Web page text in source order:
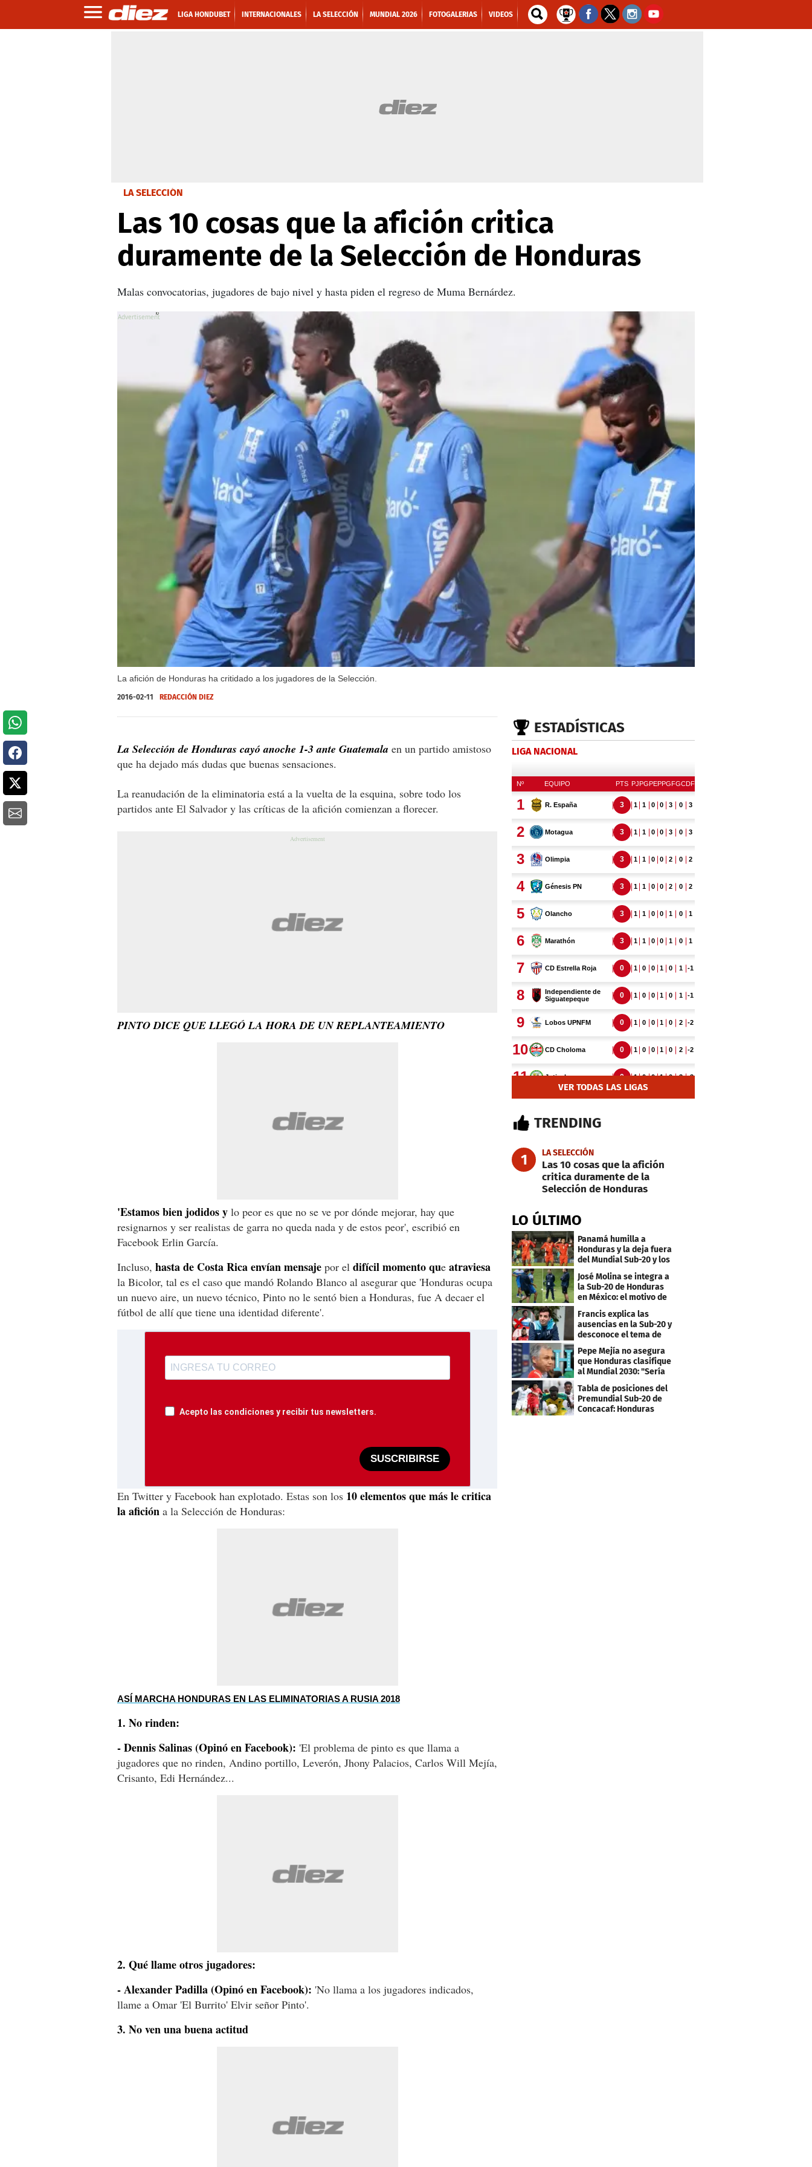
LIGA HONDUBET INTERNACIONALES LA SELECCIÓN MUNDIAL 2026 FOTOGALERIAS VIDEOS
LA SELECCIÓN
Las 10 cosas que la afición critica
duramente de la Selección de Honduras
Malas convocatorias, jugadores de bajo nivel y hasta piden el regreso de Muma Bernárdez.
La afición de Honduras ha critidado a los jugadores de la Selección.
X
2016-02-11 REDACCIÓN DIEZ
La Selección de Honduras cayó anoche 1-3 ante Guatemala en un partido amistoso
que ha dejado más dudas que buenas sensaciones.
La reanudación de la eliminatoria está a la vuelta de la esquina, sobre todo los
partidos ante El Salvador y las críticas de la afición comienzan a florecer.
PINTO DICE QUE LLEGÓ LA HORA DE UN REPLANTEAMIENTO
'Estamos bien jodidos y lo peor es que no se ve por dónde mejorar, hay que
resignarnos y ser realistas de garra no queda nada y de estos peor', escribió en
Facebook Erlin García.
Incluso, hasta de Costa Rica envían mensaje por el difícil momento que atraviesa
la Bicolor, tal es el caso que mandó Rolando Blanco al asegurar que 'Honduras ocupa
un nuevo aire, un nuevo técnico, Pinto no le sentó bien a Honduras, fue A decaer el
fútbol de allí que tiene una identidad diferente'.
Acepto las condiciones y recibir tus newsletters.
SUSCRIBIRSE
En Twitter y Facebook han explotado. Estas son los 10 elementos que más le critica
la afición a la Selección de Honduras:
ASÍ MARCHA HONDURAS EN LAS ELIMINATORIAS A RUSIA 2018
1. No rinden:
- Dennis Salinas (Opinó en Facebook): 'El problema de pinto es que llama a
jugadores que no rinden, Andino portillo, Leverón, Jhony Palacios, Carlos Will Mejía,
Crisanto, Edi Hernández...
2. Qué llame otros jugadores:
- Alexander Padilla(Opinó en Facebook): 'No llama a los jugadores indicados,
llame a Omar 'El Burrito' Elvir señor Pinto'.
3. No ven una buena actitud
ESTADÍSTICAS
LIGA NACIONAL
VER TODAS LAS LIGAS
TRENDING
1 LA SELECCIÓN
Las 10 cosas que la afición
critica duramente de la
Selección de Honduras
LO ÚLTIMO
Panamá humilla a
Honduras y la deja fuera
del Mundial Sub-20 y los
Juegos Olímpicos
José Molina se integra a
la Sub-20 de Honduras
en México: el motivo de
su viaje
Francis explica las
ausencias en la Sub-20 y
desconoce el tema de
los tiktokers
Pepe Mejía no asegura
que Honduras clasifique
al Mundial 2030: "Sería
mentir"
Tabla de posiciones del
Premundial Sub-20 de
Concacaf: Honduras